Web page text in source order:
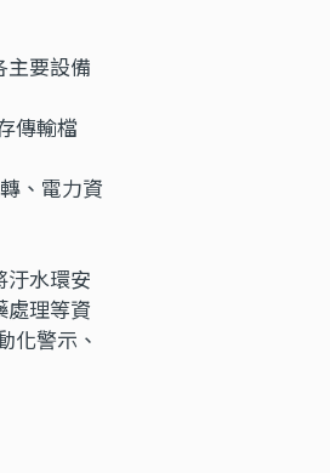
要設備
傳輸檔
、電力資
汙水環安
處理等資
化警示、